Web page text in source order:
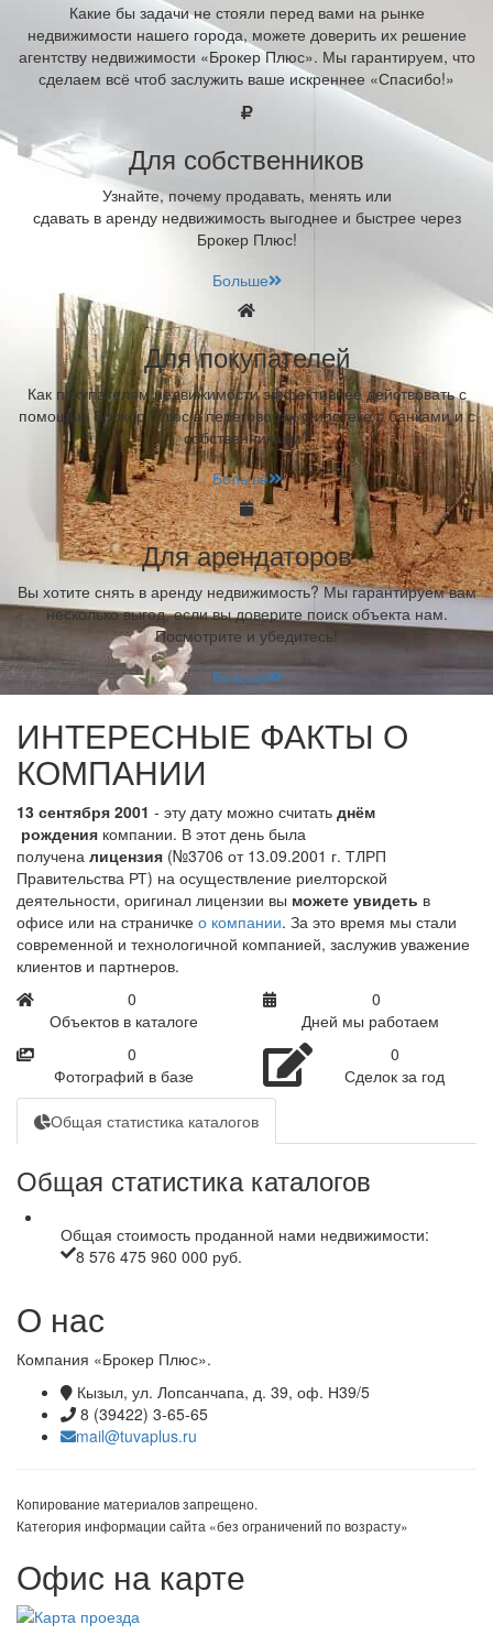
Какие бы задачи не стояли перед вами на рынке
недвижимости нашего города, можете доверить их решение
агентству недвижимости «Брокер Плюс». Мы гарантируем, что
сделаем всё чтоб заслужить ваше искреннее «Спасибо!»
Для собственников
Узнайте, почему продавать, менять или
сдавать в аренду недвижимость выгоднее и быстрее через
Брокер Плюс!
Больше
Для покупателей
Как покупателям недвижимости эффективнее действовать с
помощью Брокер Плюс в переговорах о ипотеке с банками и с
собственниками?
Больше
Для арендаторов
Вы хотите снять в аренду недвижимость? Мы гарантируем вам
несколько выгод, если вы доверите поиск объекта нам.
Посмотрите и убедитесь!
Больше
ИНТЕРЕСНЫЕ ФАКТЫ О
КОМПАНИИ
13 сентября 2001 - эту дату можно считать днём
рождения компании. В этот день была
получена лицензия (№3706 от 13.09.2001 г. ТЛРП
Правительства РТ) на осуществление риелторской
деятельности, оригинал лицензии вы можете увидеть в
офисе или на страничке о компании. За это время мы стали
современной и технологичной компанией, заслужив уважение
клиентов и партнеров.
0
Объектов в каталоге
0
Дней мы работаем
0
Фотографий в базе
0
Сделок за год
Общая статистика каталогов
Общая статистика каталогов
Общая стоимость проданной нами недвижимости:
8 576 475 960 000 руб.
О нас
Компания «Брокер Плюс».
Кызыл, ул. Лопсанчапа, д. 39, оф. Н39/5
8 (39422) 3-65-65
mail@tuvaplus.ru
Копирование материалов запрещено.
Категория информации сайта «без ограничений по возрасту»
Офис на карте